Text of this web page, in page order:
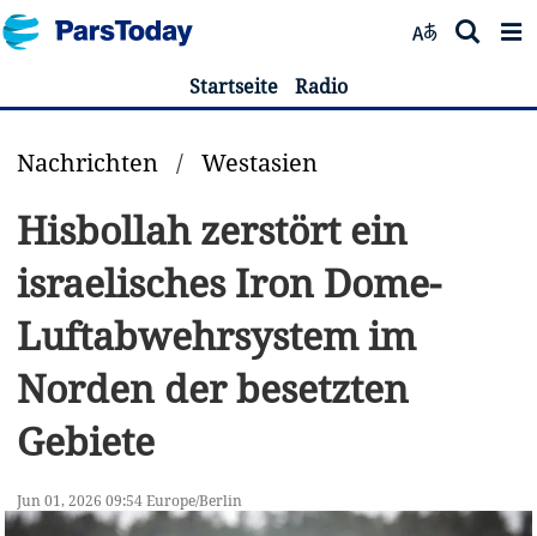
Startseite Radio
Nachrichten / Westasien
Hisbollah zerstört ein
israelisches Iron Dome-
Luftabwehrsystem im
Norden der besetzten
Gebiete
Jun 01, 2026 09:54 Europe/Berlin